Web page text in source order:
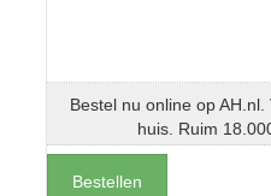
Bestel nu online op
huis. Ruim
Bestellen